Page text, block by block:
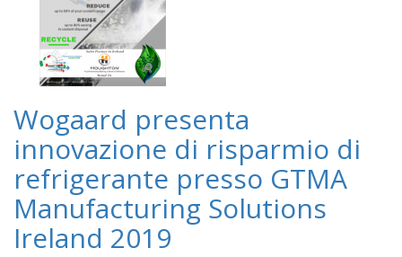
Wogaard presenta
innovazione di risparmio di
refrigerante presso GTMA
Manufacturing Solutions
Ireland 2019